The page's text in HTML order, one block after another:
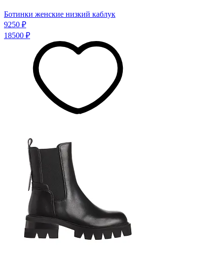
Ботинки женские низкий каблук
9250 ₽
18500 ₽